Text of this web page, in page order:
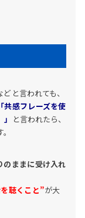
と言われても、
「共感フレーズを使
と言われたら、
のままに受け入れ
聴くこと”が大